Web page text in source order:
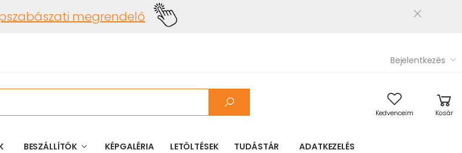
megrendelő
Bejelentkezés
Kedvenceim Kosár
BESZÁLLÍTÓK KÉPGALÉRIA LETÖLTÉSEK TUDÁSTÁR ADATKEZELÉS